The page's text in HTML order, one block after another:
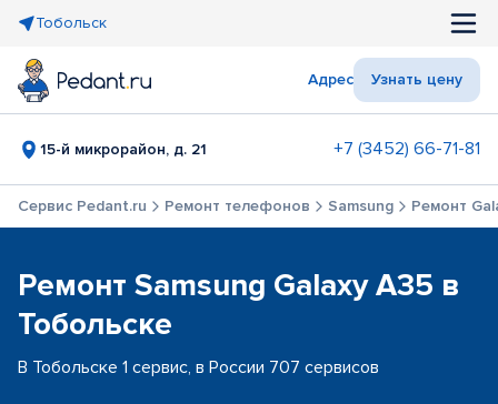
Тобольск
Адрес Узнать цену
15-й микрорайон, д. 21 +7 (3452) 66-71-81
Сервис Pedant.ru Ремонт телефонов Samsung Ремонт
Ремонт Samsung Galaxy A35 в
Тобольске
В Тобольске 1 сервис, в России 707 сервисов